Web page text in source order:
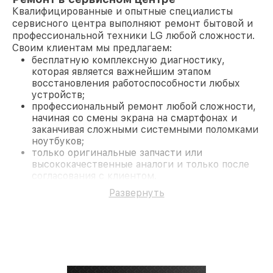
Квалифицированные и опытные специалисты
сервисного центра выполняют ремонт бытовой и
профессиональной техники LG любой сложности.
Своим клиентам мы предлагаем:
бесплатную комплексную диагностику,
которая является важнейшим этапом
восстановления работоспособности любых
устройств;
профессиональный ремонт любой сложности,
начиная со смены экрана на смартфонах и
заканчивая сложными системными поломками
ноутбуков;
только оригинальные запчасти или
высококачественные аналоги и только после
согласования с клиентом.
На все работы и замененные комплектующие
предоставляется длительная гарантия. В случае
Развернуть